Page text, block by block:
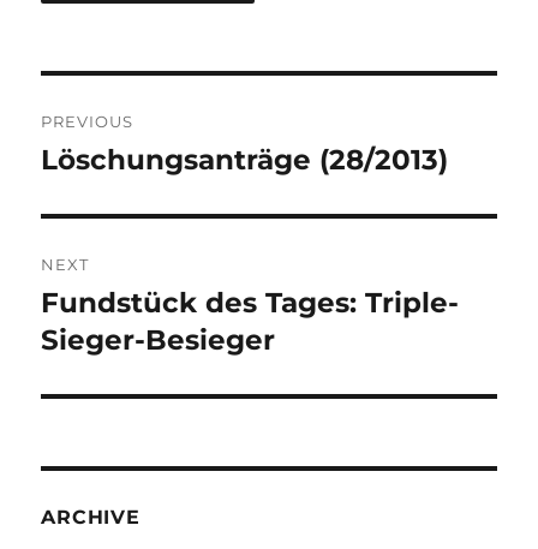
navigation
PREVIOUS
Previous
Löschungsanträge (28/2013)
NEXT
Next
post:
Fundstück des Tages: Triple-
Sieger-Besieger
ARCHIVE